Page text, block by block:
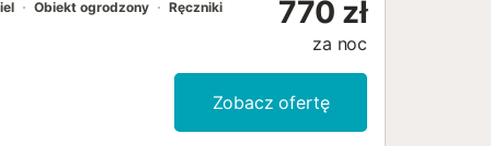
Obiekt ogrodzony Ręczniki 770 zł
za noc
Zobacz ofertę